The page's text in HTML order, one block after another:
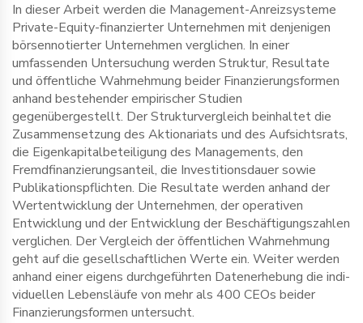
In dieser Arbeit werden die Management-Anreizsysteme
Private-Equity-finanzierter Unternehmen mit denjenigen
börsennotierter Unternehmen verglichen. In einer
umfassenden Untersuchung werden Struktur, Resultate
und öffentliche Wahrnehmung beider Finanzierungsformen
anhand bestehender empirischer Studien
gegenübergestellt. Der Strukturvergleich beinhaltet die
Zusammensetzung des Aktionariats und des Aufsichtsrats,
die Eigenkapitalbeteiligung des Managements, den
Fremdfinanzierungsanteil, die Investitionsdauer sowie
Publikationspflichten. Die Resultate werden anhand der
Wertentwicklung der Unternehmen, der operativen
Entwicklung und der Entwicklung der Beschäftigungszahlen
verglichen. Der Vergleich der öffentlichen Wahrnehmung
geht auf die gesellschaftlichen Werte ein. Weiter werden
anhand einer eigens durchgeführten Datenerhebung die indi-
viduellen Lebensläufe von mehr als 400 CEOs beider
Finanzierungsformen untersucht.